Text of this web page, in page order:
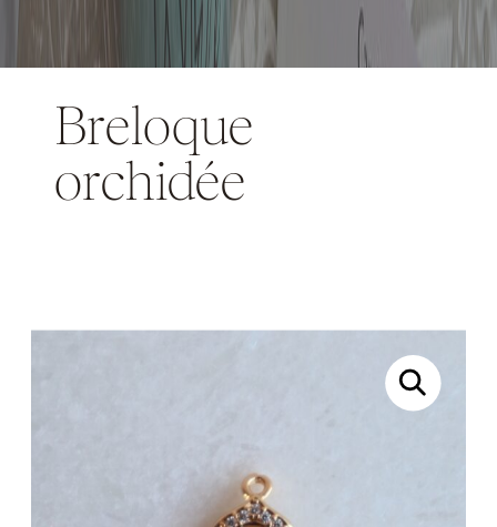
Breloque
orchidée